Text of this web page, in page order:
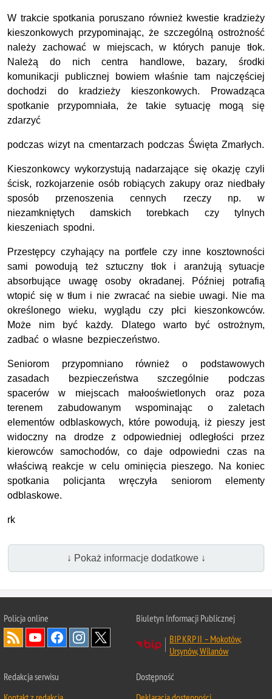
W trakcie spotkania poruszano również kwestie kradzieży
kieszonkowych przypominając, że szczególną ostrożność
należy zachować w miejscach, w których panuje tłok.
Należą do nich centra handlowe, bazary, środki
komunikacji publicznej bowiem właśnie tam najczęściej
dochodzi do kradzieży kieszonkowych. Prowadząca
spotkanie przypomniała, że takie sytuację mogą się
zdarzyć
podczas wizyt na cmentarzach podczas Święta Zmarłych.
Kieszonkowcy wykorzystują nadarzające się okazję czyli
ścisk, rozkojarzenie osób robiących zakupy oraz niedbały
sposób przenoszenia cennych rzeczy np. w
niezamkniętych damskich torebkach czy tylnych
kieszeniach spodni.
Przestępcy czyhający na portfele czy inne kosztowności
sami powodują też sztuczny tłok i aranżują sytuacje
absorbujące uwagę osoby okradanej. Później potrafią
wtopić się w tłum i nie zwracać na siebie uwagi. Nie ma
określonego wieku, wyglądu czy płci kieszonkowców.
Może nim być każdy. Dlatego warto być ostrożnym,
zadbać o własne bezpieczeństwo.
Seniorom przypomniano również o podstawowych
zasadach bezpieczeństwa szczególnie podczas
spacerów w miejscach małooświetlonych oraz poza
terenem zabudowanym wspominając o zaletach
elementów odblaskowych, które powodują, iż pieszy jest
widoczny na drodze z odpowiedniej odległości przez
kierowców samochodów, co daje odpowiedni czas na
właściwą reakcje w celu ominięcia pieszego. Na koniec
spotkania policjanta wręczyła seniorom elementy
odblaskowe.
rk
↓ Pokaż informacje dodatkowe ↓
Policja online
Biuletyn Informacji Publicznej
BIP KRP II – Mokotów,
Ursynów, Wilanów
Redakcja serwisu
Dostępność